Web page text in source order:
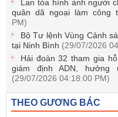
Lan tỏa hình ảnh người
quân dã ngoại làm công
PM)
Bộ Tư lệnh Vùng Cảnh
tại Ninh Bình (29/07/2026
Hải đoàn 32 tham gia
giám định ADN, hưởng
(29/07/2026 04:18:00 PM)
THEO GƯƠNG BÁC